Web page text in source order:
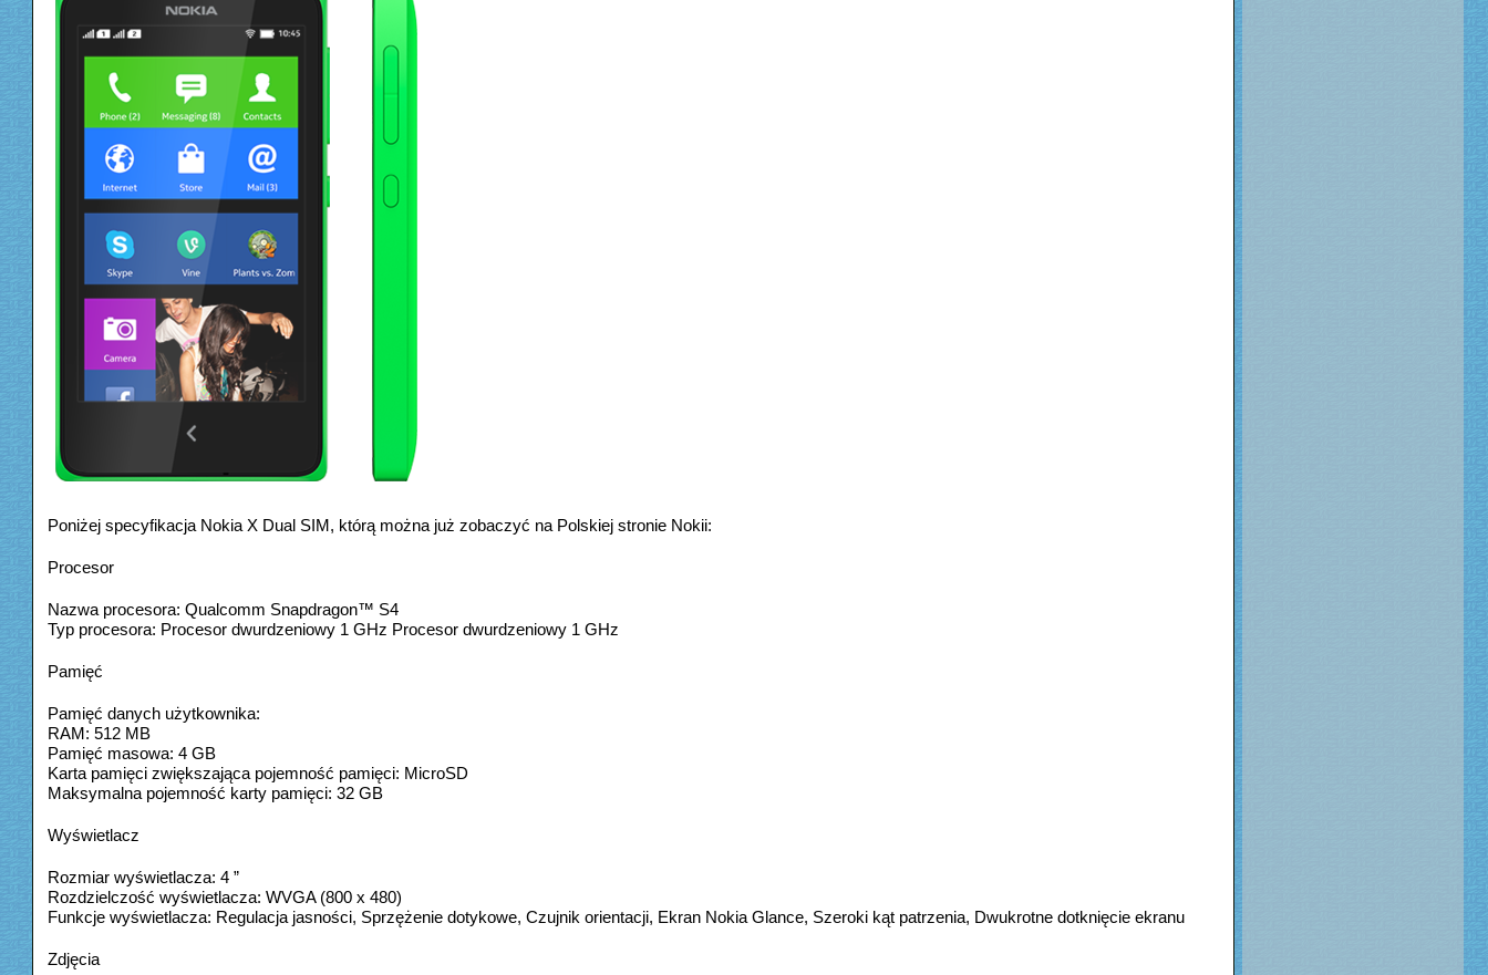
Poniżej specyfikacja Nokia X Dual SIM, którą można już zobaczyć na Polskiej stronie Nokii:
Procesor
Nazwa procesora: Qualcomm Snapdragon™ S4
Typ procesora: Procesor dwurdzeniowy 1 GHz Procesor dwurdzeniowy 1 GHz
Pamięć
Pamięć danych użytkownika:
RAM: 512 MB
Pamięć masowa: 4 GB
Karta pamięci zwiększająca pojemność pamięci: MicroSD
Maksymalna pojemność karty pamięci: 32 GB
Wyświetlacz
Rozmiar wyświetlacza: 4 ”
Rozdzielczość wyświetlacza: WVGA (800 x 480)
Funkcje wyświetlacza: Regulacja jasności, Sprzężenie dotykowe, Czujnik orientacji, Ekran Nokia Glance, Szeroki kąt patrzenia, Dwukrotne dotknięcie ekranu
Zdjęcia